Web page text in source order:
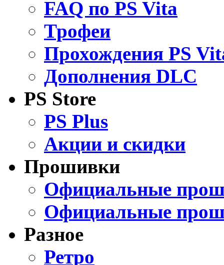
FAQ по PS Vita
Трофеи
Прохождения PS
Дополнения DLC
PS Store
PS Plus
Акции и скидки
Прошивки
Официальные
Официальные
Разное
Ретро